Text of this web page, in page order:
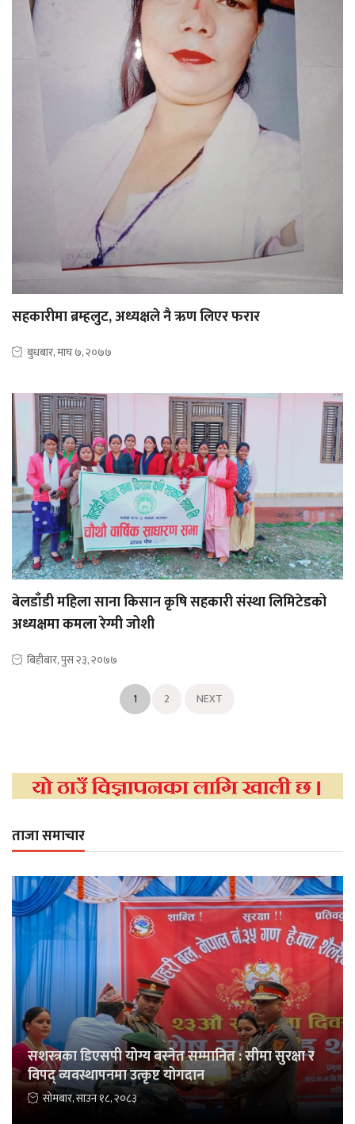
सहकारीमा ब्रम्हलुट, अध्यक्षले नै ऋण लिएर फरार
बुधबार, माघ ७, २०७७
बेलडाँडी महिला साना किसान कृषि सहकारी संस्था लिमिटेडको
अध्यक्षमा कमला रेग्मी जोशी
बिहीबार, पुस २३, २०७७
1 2 NEXT
ताजा समाचार
सशस्त्रका डिएसपी योग्य बस्नेत सम्मानित : सीमा सुरक्षा र
विपद् व्यवस्थापनमा उत्कृष्ट योगदान
सोमबार, साउन १८, २०८३